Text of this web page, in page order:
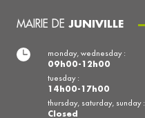
MAIRIE DE JUNIVILLE
monday, wednesday :
09h00-12h00
tuesday :
14h00-17h00
thursday, saturday, sunday :
Closed